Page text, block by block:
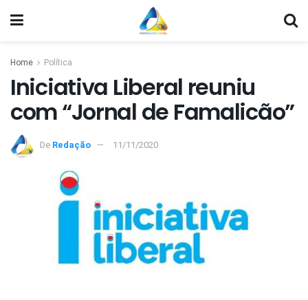
Home Política
Iniciativa Liberal reuniu
com “Jornal de Famalicão”
De Redação 11/11/2020